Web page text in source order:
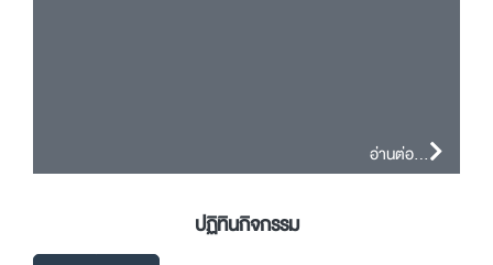
อ่านต่อ...
ปฏิทินกิจกรรม